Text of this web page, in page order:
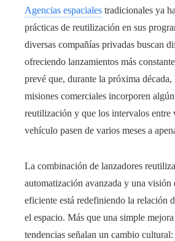
Agencias espaciales tradicionales ya
prácticas de reutilización en sus
diversas compañías privadas buscan
ofreciendo lanzamientos más
prevé que, durante la próxima
misiones comerciales incorporen
reutilización y que los intervalos entre
vehículo pasen de varios meses a
La combinación de lanzadores
automatización avanzada y una visión
eficiente está redefiniendo la relación
el espacio. Más que una simple
tendencias señalan un cambio